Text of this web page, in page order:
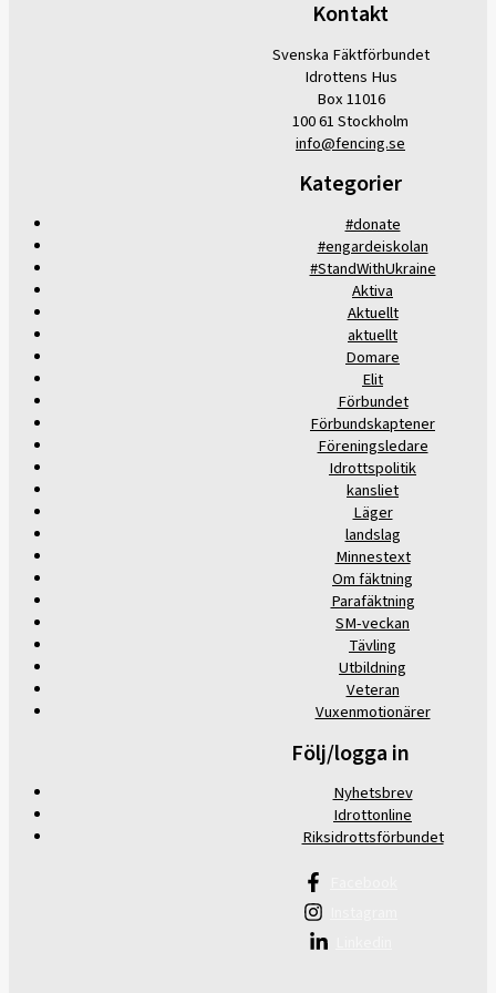
Kontakt
Svenska Fäktförbundet
Idrottens Hus
Box 11016
100 61 Stockholm
info@fencing.se
Kategorier
#donate
#engardeiskolan
#StandWithUkraine
Aktiva
Aktuellt
aktuellt
Domare
Elit
Förbundet
Förbundskaptener
Föreningsledare
Idrottspolitik
kansliet
Läger
landslag
Minnestext
Om fäktning
Parafäktning
SM-veckan
Tävling
Utbildning
Veteran
Vuxenmotionärer
Följ/logga in
Nyhetsbrev
Idrottonline
Riksidrottsförbundet